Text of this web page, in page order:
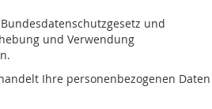
und
und Verwendung
Ihre personenbezogenen Daten